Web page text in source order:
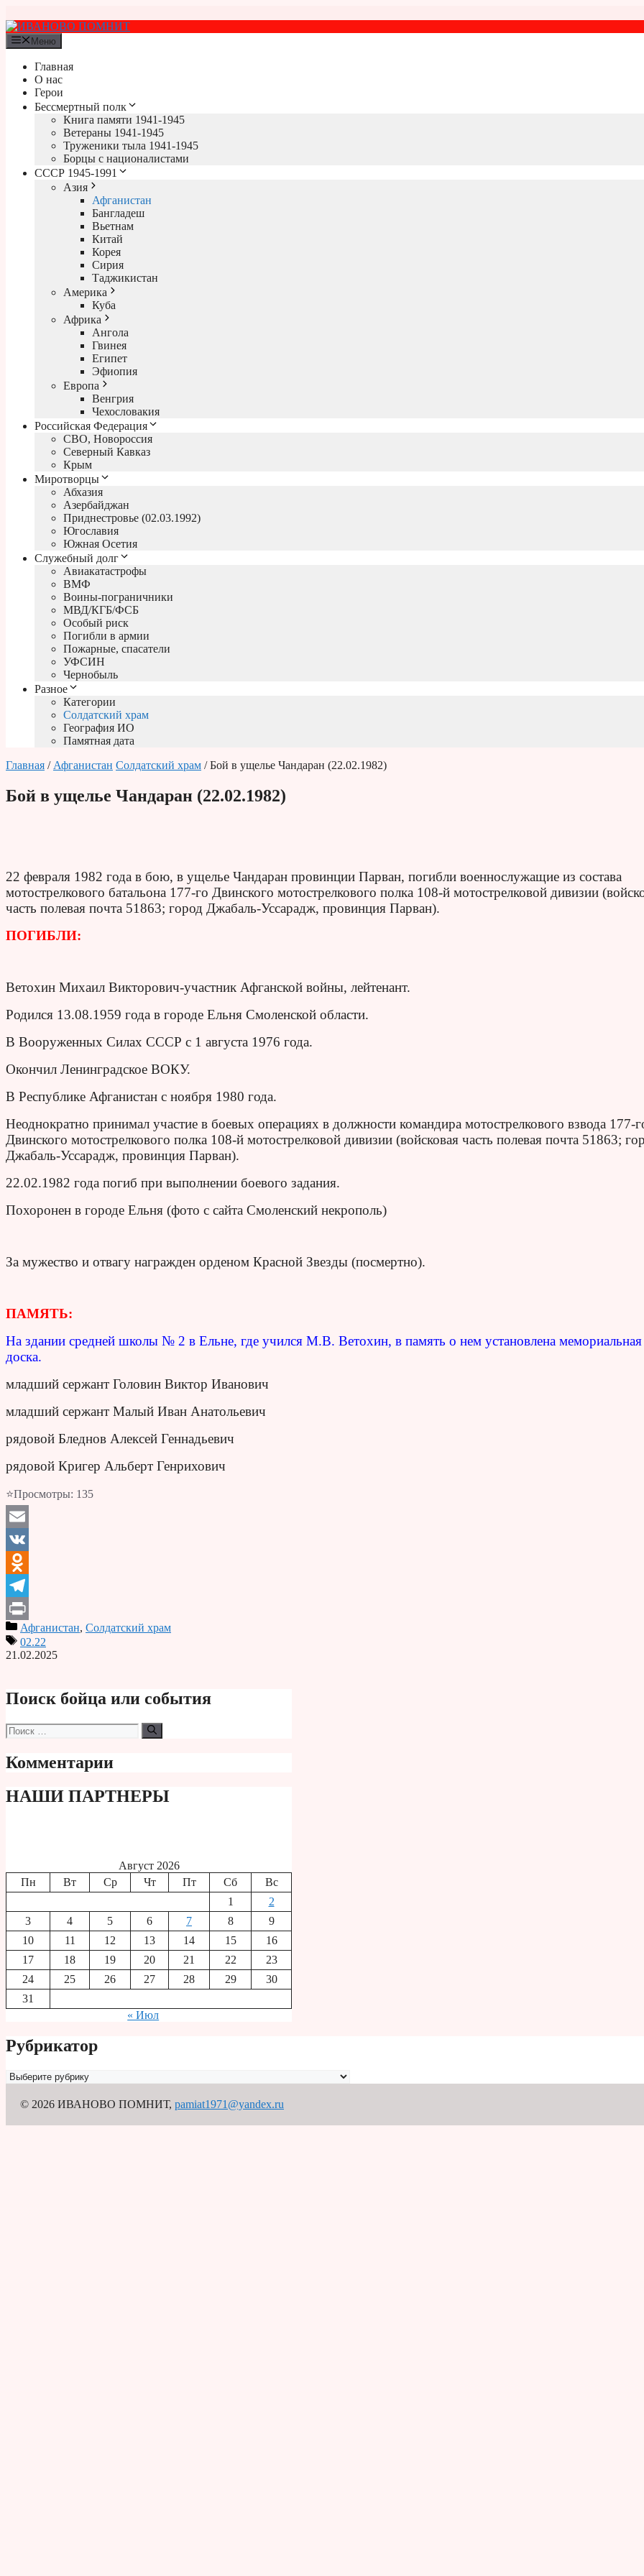
к
содержимому
Меню
Главная
О нас
Герои
Бессмертный полк
Книга памяти 1941-1945
Ветераны 1941-1945
Труженики тыла 1941-1945
Борцы с националистами
СССР 1945-1991
Азия
Афганистан
Бангладеш
Вьетнам
Китай
Корея
Сирия
Таджикистан
Америка
Куба
Африка
Ангола
Гвинея
Египет
Эфиопия
Европа
Венгрия
Чехословакия
Российская Федерация
СВО, Новороссия
Северный Кавказ
Крым
Миротворцы
Абхазия
Азербайджан
Приднестровье (02.03.1992)
Югославия
Южная Осетия
Служебный долг
Авиакатастрофы
ВМФ
Воины-пограничники
МВД/КГБ/ФСБ
Особый риск
Погибли в армии
Пожарные, спасатели
УФСИН
Чернобыль
Разное
Категории
Солдатский храм
География ИО
Памятная дата
Главная / Афганистан Солдатский храм / Бой в ущелье Чандаран (22.02.1982)
Бой в ущелье Чандаран (22.02.1982)
22 февраля 1982 года в бою, в ущелье Чандаран провинции Парван, погибли военнослужащие из состава
мотострелкового батальона 177-го Двинского мотострелкового полка 108-й мотострелковой дивизии
часть полевая почта 51863; город Джабаль-Уссарадж, провинция Парван).
ПОГИБЛИ:
Ветохин Михаил Викторович-участник Афганской войны, лейтенант.
Родился 13.08.1959 года в городе Ельня Смоленской области.
В Вооруженных Силах СССР с 1 августа 1976 года.
Окончил Ленинградское ВОКУ.
В Республике Афганистан с ноября 1980 года.
Неоднократно принимал участие в боевых операциях в должности командира мотострелкового взвода 177-
Двинского мотострелкового полка 108-й мотострелковой дивизии (войсковая часть полевая почта 51863;
Джабаль-Уссарадж, провинция Парван).
22.02.1982 года погиб при выполнении боевого задания.
Похоронен в городе Ельня (фото с сайта Смоленский некрополь)
За мужество и отвагу награжден орденом Красной Звезды (посмертно).
ПАМЯТЬ:
На здании средней школы № 2 в Ельне, где учился М.В. Ветохин, в память о нем установлена мемориальная
доска.
младший сержант Головин Виктор Иванович
младший сержант Малый Иван Анатольевич
рядовой Бледнов Алексей Геннадьевич
рядовой Кригер Альберт Генрихович
⭐Просмотры: 135
Email
VK
Odnoklassniki
Telegram
PrintАфганистан, Солдатский храм
02.22
21.02.2025
Поиск бойца или события
Поиск:
Комментарии
НАШИ ПАРТНЕРЫ
Август 2026
Пн
Вт Ср Чт Пт Сб
Вс
1
2
3
4 5 6 7 8
9
10
11 12 13 14 15
16
17
18 19 20 21 22
23
24
25 26 27 28 29
30
31
« Июл
Рубрикатор
Рубрикатор
© 2026 ИВАНОВО ПОМНИТ, pamiat1971@yandex.ru